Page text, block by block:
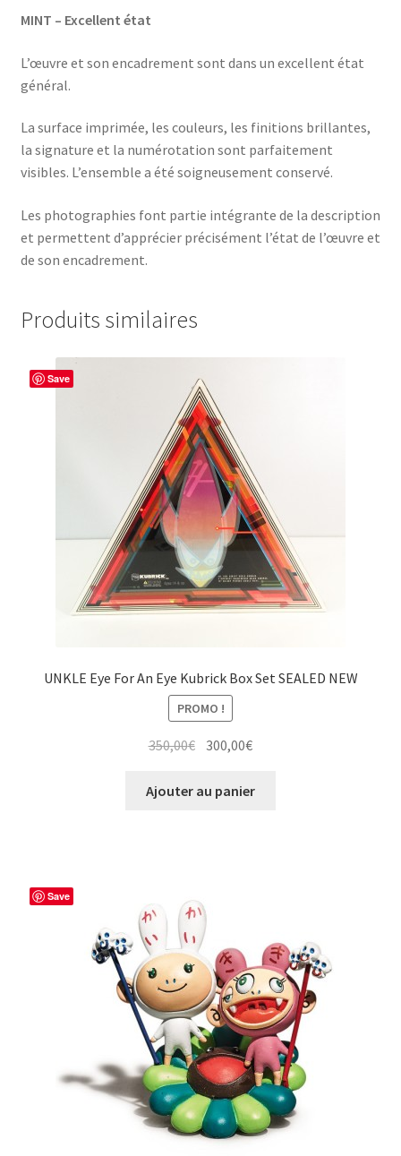
MINT – Excellent état
L’œuvre et son encadrement sont dans un excellent état
général.
La surface imprimée, les couleurs, les finitions brillantes,
la signature et la numérotation sont parfaitement
visibles. L’ensemble a été soigneusement conservé.
Les photographies font partie intégrante de la description
et permettent d’apprécier précisément l’état de l’œuvre et
de son encadrement.
Produits similaires
Save
UNKLE Eye For An Eye Kubrick Box Set SEALED NEW
PROMO !
350,00€ Le
initial
300,00€Le
actuel
Ajouter au panier
Save